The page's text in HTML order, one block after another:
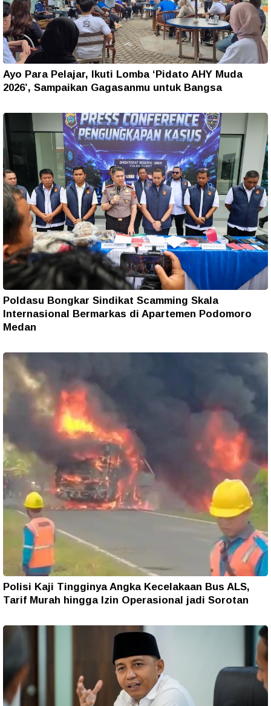
Ayo Para Pelajar, Ikuti Lomba ‘Pidato AHY Muda
2026’, Sampaikan Gagasanmu untuk Bangsa
Poldasu Bongkar Sindikat Scamming Skala
Internasional Bermarkas di Apartemen Podomoro
Medan
Polisi Kaji Tingginya Angka Kecelakaan Bus ALS,
Tarif Murah hingga Izin Operasional jadi Sorotan